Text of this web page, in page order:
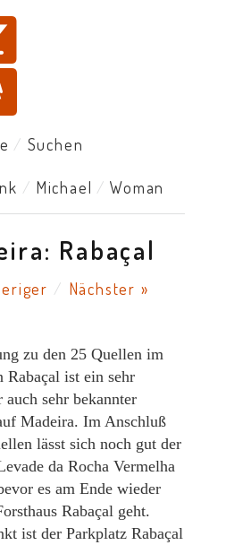
Suchen
Michael Woman
Rabaçal
/ Nächster »
zu den 25 Quellen im
Rabaçal ist ein sehr
auch sehr bekannter
Madeira. Im Anschluß
lässt sich noch gut der
da Rocha Vermelha
es am Ende wieder
Rabaçal geht.
ist der Parkplatz Rabaçal